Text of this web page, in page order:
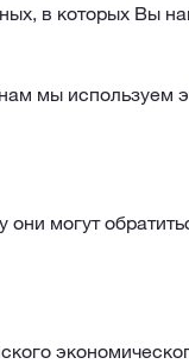
в которых Вы
мы используем
могут